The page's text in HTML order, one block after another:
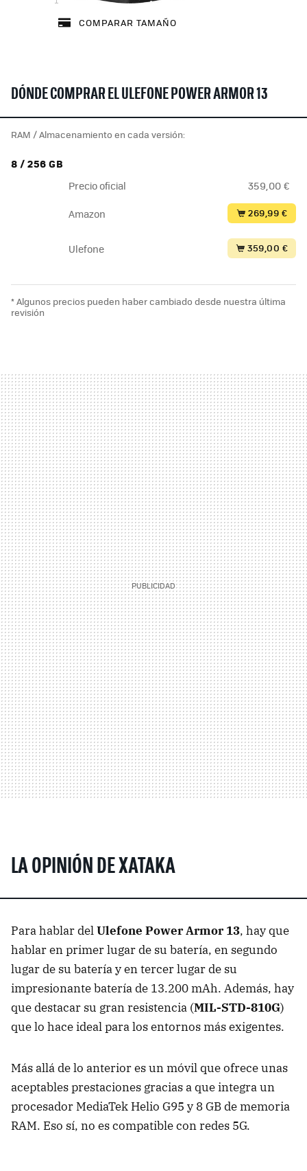
COMPARAR TAMAÑO
DÓNDE COMPRAR EL ULEFONE POWER ARMOR 13
RAM / Almacenamiento en cada versión:
8 / 256 GB
Precio oficial 359,00 €
Amazon 269,99 €
Ulefone 359,00 €
* Algunos precios pueden haber cambiado desde nuestra última
revisión
LA OPINIÓN DE XATAKA
Para hablar delUlefone Power Armor 13, hay que
hablar en primer lugar de su batería, en segundo
lugar de su batería y en tercer lugar de su
impresionante batería de 13.200 mAh. Además, hay
que destacar su gran resistencia (MIL-STD-810G)
que lo hace ideal para los entornos más exigentes.
Más allá de lo anterior es un móvil que ofrece unas
aceptables prestaciones gracias a que integra un
procesador MediaTek Helio G95 y 8 GB de memoria
RAM. Eso sí, no es compatible con redes 5G.